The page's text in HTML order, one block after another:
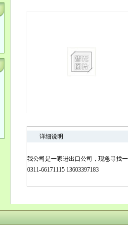
详细说明
我公司是一家进出口公司，现急寻找
0311-66171115 13603397183